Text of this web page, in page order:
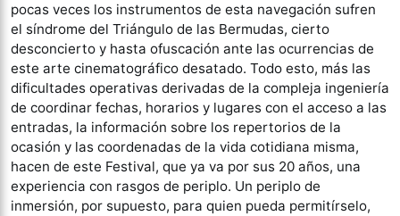
pocas veces los instrumentos de esta navegación sufren
el síndrome del Triángulo de las Bermudas, cierto
desconcierto y hasta ofuscación ante las ocurrencias de
este arte cinematográfico desatado. Todo esto, más las
dificultades operativas derivadas de la compleja ingeniería
de coordinar fechas, horarios y lugares con el acceso a las
entradas, la información sobre los repertorios de la
ocasión y las coordenadas de la vida cotidiana misma,
hacen de este Festival, que ya va por sus 20 años, una
experiencia con rasgos de periplo. Un periplo de
inmersión, por supuesto, para quien pueda permitírselo,